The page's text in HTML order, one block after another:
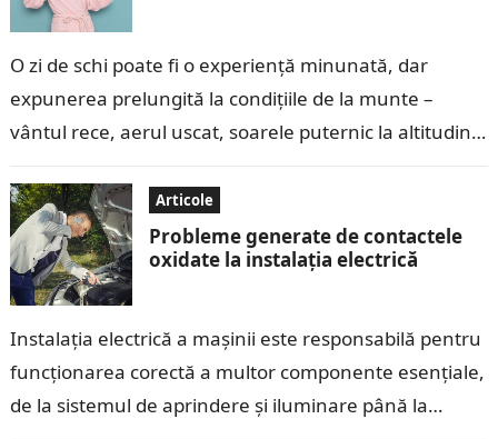
O zi de schi poate fi o experiență minunată, dar
expunerea prelungită la condițiile de la munte –
vântul rece, aerul uscat, soarele puternic la altitudini
Articole
Probleme generate de contactele
oxidate la instalația electrică
Instalația electrică a mașinii este responsabilă pentru
funcționarea corectă a multor componente esențiale,
de la sistemul de aprindere și iluminare până la